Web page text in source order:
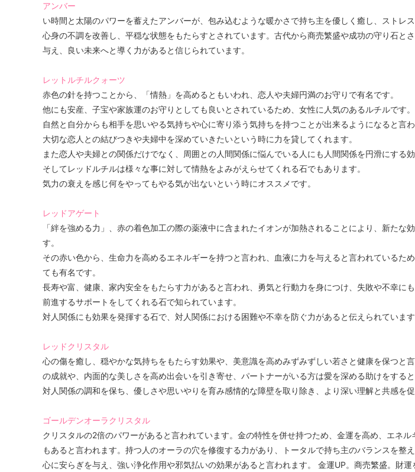
アンバー
い時間と太陽のパワーを蓄えたアンバーが、包み込むような暖かさで持ち主を優しく癒し、ストレス
心身の不調を改善し、平穏な状態をもたらすとされています。 古代から商売繁盛や成功の守り石と
与え、良い未来へと導く力があると信じられています。
レットルチルクォーツ
赤色の針を持つことから、「情熱」を高めるともいわれ、恋人や夫婦円満のお守りで有名です。
他にも安産、子宝や家族運のお守りとしても良いとされているため、女性に人気のあるルチルです。
自然と自分からも相手を思いやる気持ちや心に寄り添う気持ちを持つことが出来るようになると言わ
大切な恋人との結びつきや夫婦中を深めていきたいという時に力を貸してくれます。
また恋人や夫婦との関係だけでなく、周囲との人間関係に悩んでいる人にも人間関係を円滑にする効
そしてレッドルチルは様々な事に対して情熱をよみがえらせてくれる石でもあります。
気力の衰えを感じ何をやってもやる気が出ないという時にオススメです。
レッドアゲート
「絆を強める力」、赤の着色加工の際の薬液中に含まれたイオンが加熱されることにより、新たな
す。
その赤い色から、生命力を高めるエネルギーを持つと言われ、血液に力を与えると言われているた
ても有名です。
長寿や富、健康、家内安全をもたらす力があると言われ、勇気と行動力を身につけ、失敗や不幸に
前進するサポートをしてくれる石で知られています。
対人関係にも効果を発揮する石で、対人関係における困難や不幸を防ぐ力があると伝えられています
レッドクリスタル
心の傷を癒し、穏やかな気持ちをもたらす効果や、美意識を高めみずみずしい若さと健康を保つと
の成就や、内面的な美しさを高め出会いを引き寄せ、パートナーがいる方は愛を深める助けをすると
対人関係の調和を保ち、優しさや思いやりを育み感情的な障壁を取り除き、より深い理解と共感を
ゴールデンオーラクリスタル
クリスタルの2倍のパワーがあると言われています。金の特性を併せ持つため、金運を高め、エネル
もあると言われます。持つ人のオーラの穴を修復する力があり、トータルで持ち主のバランスを整え
心に安らぎを与え、強い浄化作用や邪気払いの効果があると言われます。 金運UP。商売繁盛。財運